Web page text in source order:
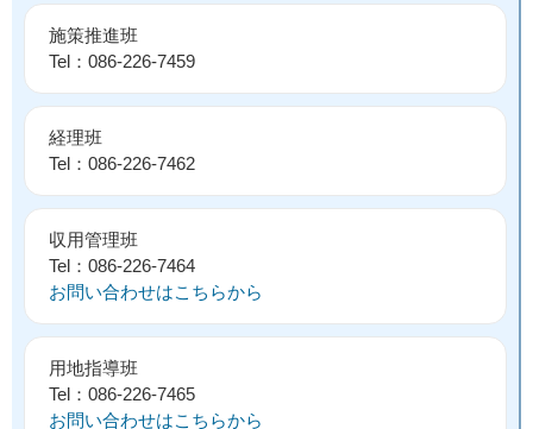
施策推進班
Tel：086-226-7459
経理班
Tel：086-226-7462
収用管理班
Tel：086-226-7464
お問い合わせはこちらから
用地指導班
Tel：086-226-7465
お問い合わせはこちらから